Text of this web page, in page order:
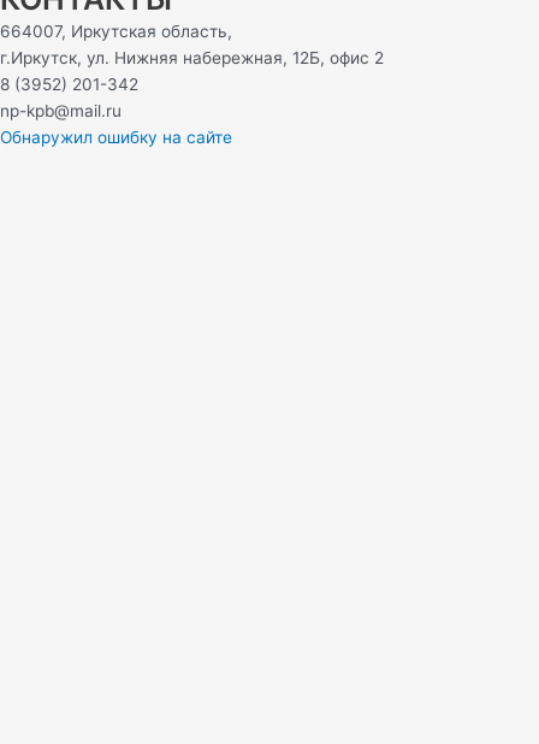
664007, Иркутская область,
г.Иркутск, ул. Нижняя набережная, 12Б, офис 2
8 (3952) 201-342
np-kpb@mail.ru
Обнаружил ошибку на сайте